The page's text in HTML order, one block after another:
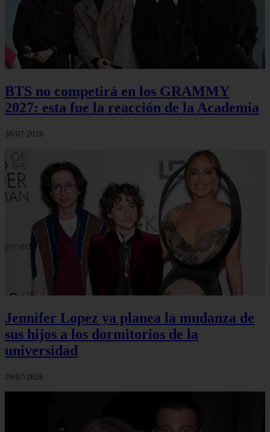
BTS no competirá en los GRAMMY
2027: esta fue la reacción de la Academia
30/07/2026
Jennifer Lopez ya planea la mudanza de
sus hijos a los dormitorios de la
universidad
29/07/2026